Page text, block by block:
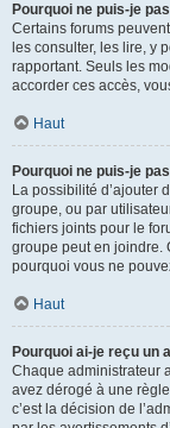
Pourquoi ne puis-je
Certains forums
les consulter, les lire, y
rapportant. Seuls les
accorder ces accès,
Haut
Pourquoi ne puis-je
La possibilité d’ajouter
groupe, ou par
fichiers joints pour le
groupe peut en joindre.
pourquoi vous ne
Haut
Pourquoi ai-je reçu un
Chaque administrateur
avez dérogé à une
c’est la décision de